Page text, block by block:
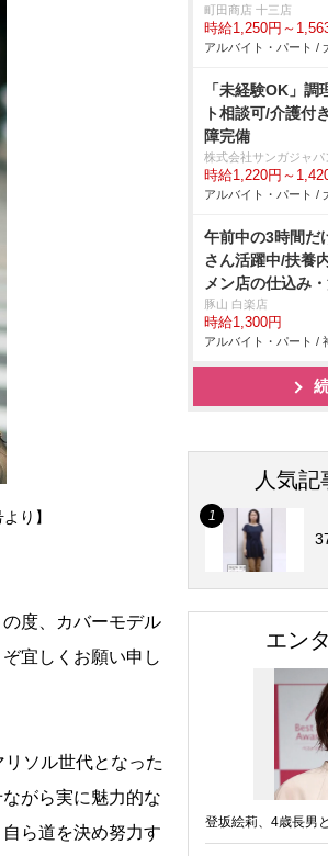
り】
度、カバーモデル
宜しくお願い申し
ソル世代となった
がら実に魅力的な
ら道を決め努力す
町田商店 十三店
時給1,250円～
アルバイト・パート /
「未経験OK」
ト相談可/介護付
障完備
株式会社サンガジャ
時給1,220円～
アルバイト・パート /
午前中の3時間だ
さん活躍中/扶養
メン店の仕込み
豚山 白楽店
時給1,300円
アルバイト・パート /
人気
エン
登坂絵莉、4歳長男